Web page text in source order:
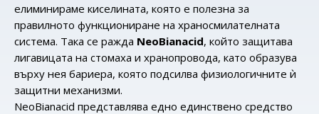
елиминираме киселината, която е полезна за
правилното функциониране на храносмилателната
система. Така се ражда NeoBianacid, който защитава
лигавицата на стомаха и хранопровода, като образува
върху нея бариера, която подсилва физиологичните ѝ
защитни механизми.
NeoBianacid представлява едно единствено средство